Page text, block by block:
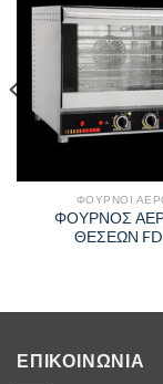
ΦΟΥΡΝΟΙ
ΦΟΥΡΝΟΣ
ΘΕΣΕΩΝ
ΕΠΙΚΟΙΝΩΝΙΑ